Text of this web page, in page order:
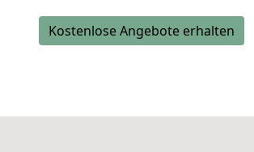
Kostenlose Angebote erhalten